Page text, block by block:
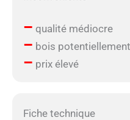
– qualité médiocre
– bois
– prix élevé
Fiche technique